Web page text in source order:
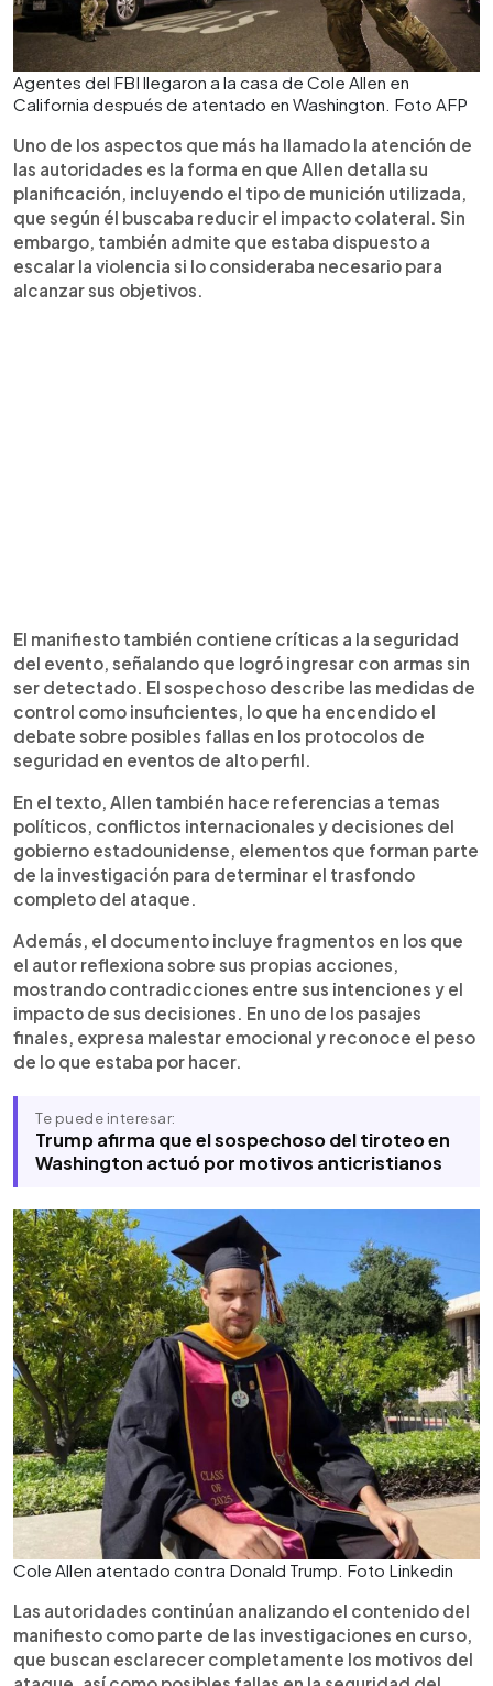
Agentes del FBI llegaron a la casa de Cole Allen en
California después de atentado en Washington. Foto AFP
Uno de los aspectos que más ha llamado la atención de
las autoridades es la forma en que Allen detalla su
planificación, incluyendo el tipo de munición utilizada,
que según él buscaba reducir el impacto colateral. Sin
embargo, también admite que estaba dispuesto a
escalar la violencia si lo consideraba necesario para
alcanzar sus objetivos.
El manifiesto también contiene críticas a la seguridad
del evento, señalando que logró ingresar con armas sin
ser detectado. El sospechoso describe las medidas de
control como insuficientes, lo que ha encendido el
debate sobre posibles fallas en los protocolos de
seguridad en eventos de alto perfil.
En el texto, Allen también hace referencias a temas
políticos, conflictos internacionales y decisiones del
gobierno estadounidense, elementos que forman parte
de la investigación para determinar el trasfondo
completo del ataque.
Además, el documento incluye fragmentos en los que
el autor reflexiona sobre sus propias acciones,
mostrando contradicciones entre sus intenciones y el
impacto de sus decisiones. En uno de los pasajes
finales, expresa malestar emocional y reconoce el peso
de lo que estaba por hacer.
Te puede interesar:
Trump afirma que el sospechoso del tiroteo en
Washington actuó por motivos anticristianos
Cole Allen atentado contra Donald Trump. Foto Linkedin
Las autoridades continúan analizando el contenido del
manifiesto como parte de las investigaciones en curso,
que buscan esclarecer completamente los motivos del